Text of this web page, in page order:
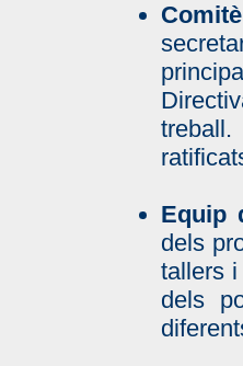
Equip
dels
tallers
dels